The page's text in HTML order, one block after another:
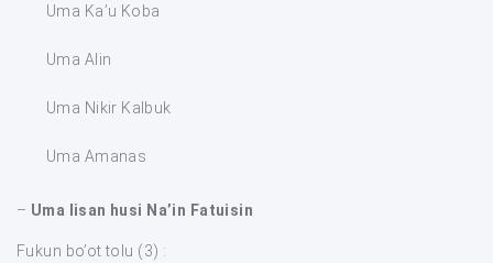
Uma Ka’u Koba
Uma Alin
Uma Nikir Kalbuk
Uma Amanas
– Uma lisan husi Na’in Fatuisin
Fukun bo’ot tolu (3) :